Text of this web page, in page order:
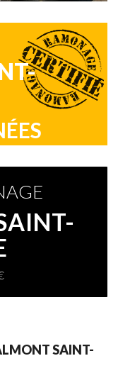
SAINT-